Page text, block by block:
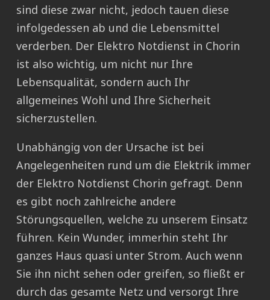
sind diese zwar nicht, jedoch tauen diese
infolgedessen ab und die Lebensmittel
verderben. Der Elektro Notdienst in Chorin
ist also wichtig, um nicht nur Ihre
Lebensqualität, sondern auch Ihr
allgemeines Wohl und Ihre Sicherheit
sicherzustellen.
Unabhängig von der Ursache ist bei
Angelegenheiten rund um die Elektrik immer
der Elektro Notdienst Chorin gefragt. Denn
es gibt noch zahlreiche andere
Störungsquellen, welche zu unserem Einsatz
führen. Kein Wunder, immerhin steht Ihr
ganzes Haus quasi unter Strom. Auch wenn
Sie ihn nicht sehen oder greifen, so fließt er
durch das gesamte Netz und versorgt Ihre